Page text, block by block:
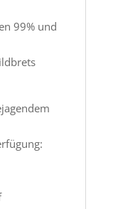
99% und